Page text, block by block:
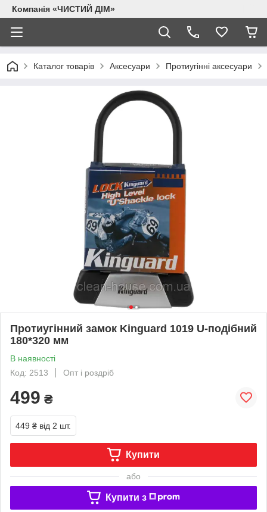
Компанія «ЧИСТИЙ ДІМ»
Каталог товарів Аксесуари Протиугінні аксесуари
Протиугінний замок Kinguard 1019 U-подібний
180*320 мм
В наявності
Код: 2513
Опт і роздріб
499 ₴
449 ₴ від 2 шт.
Купити
або
Купити з